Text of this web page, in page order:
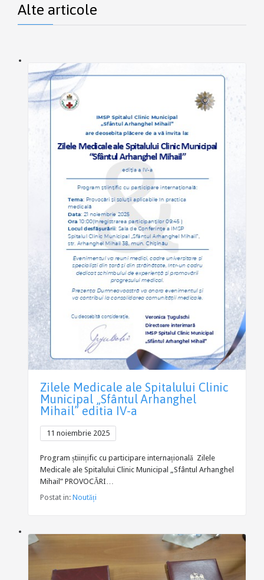
Alte articole
Zilele Medicale ale Spitalului Clinic
Municipal „Sfântul Arhanghel
Mihail” editia IV-a
11 noiembrie 2025
Program științific cu participare internațională Zilele
Medicale ale Spitalului Clinic Municipal „Sfântul Arhanghel
Mihail” PROVOCĂRI…
Postat in: Noutăți